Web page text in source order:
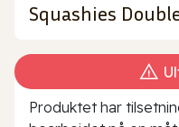
Squashies
Produktet har